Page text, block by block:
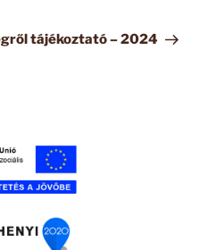
tájékoztató – 2024